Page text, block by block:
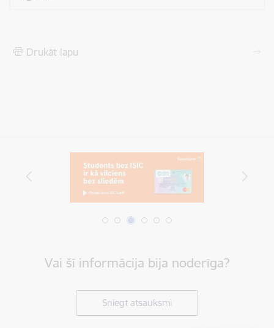
Drukāt lapu
Vai šī informācija bija noderīga?
Sniegt atsauksmi